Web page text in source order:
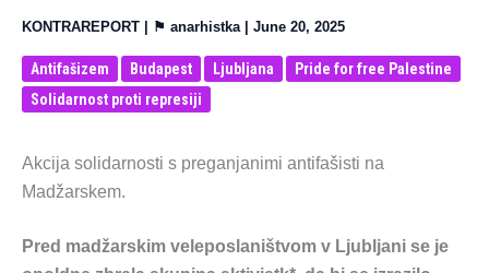
KONTRAREPORT | ⚑ anarhistka | June 20, 2025
Antifašizem Budapest Ljubljana
Pride for free Palestine
Solidarnost proti represiji
Akcija solidarnosti s preganjanimi antifašisti na
Madžarskem.
Pred madžarskim veleposlaništvom v Ljubljani se je